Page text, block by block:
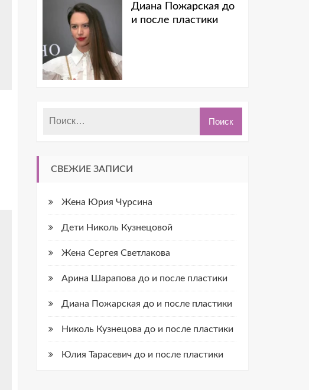
Диана Пожарская до
и после пластики
СВЕЖИЕ ЗАПИСИ
Жена Юрия Чурсина
Дети Николь Кузнецовой
Жена Сергея Светлакова
Арина Шарапова до и после пластики
Диана Пожарская до и после пластики
Николь Кузнецова до и после пластики
Юлия Тарасевич до и после пластики